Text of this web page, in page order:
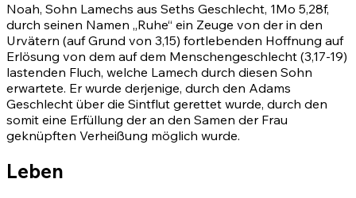
Noah, Sohn Lamechs aus Seths Geschlecht, 1Mo 5,28f,
durch seinen Namen „Ruhe“ ein Zeuge von der in den
Urvätern (auf Grund von 3,15) fortlebenden Hoffnung auf
Erlösung von dem auf dem Menschengeschlecht (3,17-19)
lastenden Fluch, welche Lamech durch diesen Sohn
erwartete. Er wurde derjenige, durch den Adams
Geschlecht über die Sintflut gerettet wurde, durch den
somit eine Erfüllung der an den Samen der Frau
geknüpften Verheißung möglich wurde.
Leben